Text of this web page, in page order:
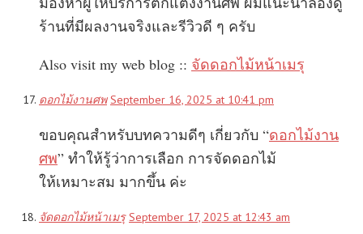
ร้านที่มีผลงานจริงและรีวิวดี ๆ ครับ
Also visit my web blog :: จัดดอกไม้หน้าเมรุ
ดอกไม้งานศพ September 16, 2025 at 10:41 pm
ขอบคุณสำหรับบทความดีๆ เกี่ยวกับ “ดอกไม้งาน
ศพ” ทำให้รู้ว่าการเลือก การจัดดอกไม้
ให้เหมาะสม มากขึ้น ค่ะ
จัดดอกไม้หน้าเมรุ September 17, 2025 at 12:43 am